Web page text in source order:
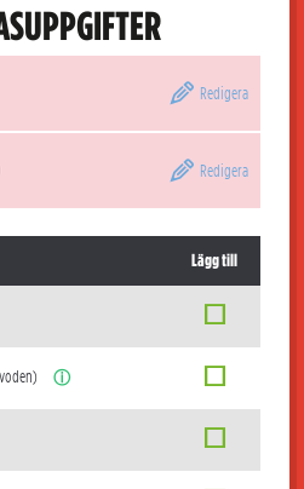
Redigera
Redigera
Lägg till
ⓘ